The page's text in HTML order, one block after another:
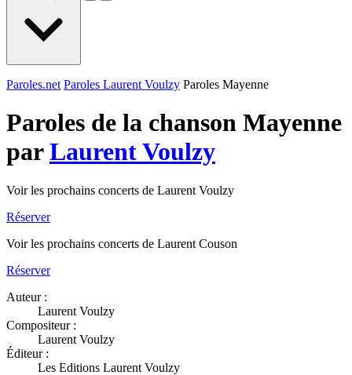
Paroles.net Paroles Laurent Voulzy Paroles Mayenne
Paroles de la chanson Mayenne
parLaurent Voulzy
Voir les prochains concerts de Laurent Voulzy
Réserver
Voir les prochains concerts de Laurent Couson
Réserver
Auteur :
Laurent Voulzy
Compositeur :
Laurent Voulzy
Éditeur :
Les Editions Laurent Voulzy